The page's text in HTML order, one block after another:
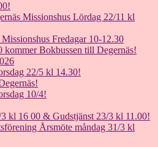
Missionshus Lördag 22/11 kl
Fredagar 10-12.30
kommer Bokbussen till Degernäs!
22/5 kl 14.30!
10/4!
kl 16 00 & Gudstjänst 23/3 kl 11.00!
Årsmöte måndag 31/3 kl